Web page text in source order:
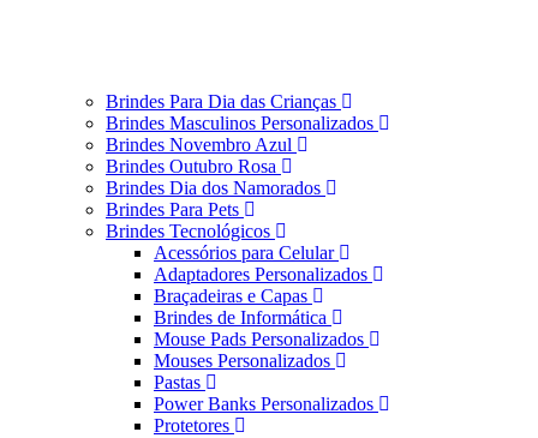
Brindes Para Dia das Crianças
Brindes Masculinos Personalizados
Brindes Novembro Azul
Brindes Outubro Rosa
Brindes Dia dos Namorados
Brindes Para Pets
Brindes Tecnológicos
Acessórios para Celular
Adaptadores Personalizados
Braçadeiras e Capas
Brindes de Informática
Mouse Pads Personalizados
Mouses Personalizados
Pastas
Power Banks Personalizados
Protetores